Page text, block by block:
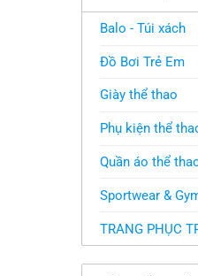
Balo - Túi xách
Đồ Bơi Trẻ Em
Giày thể thao
Phụ kiện thể
Quần áo thể
Sportwear &
TRANG PHỤC